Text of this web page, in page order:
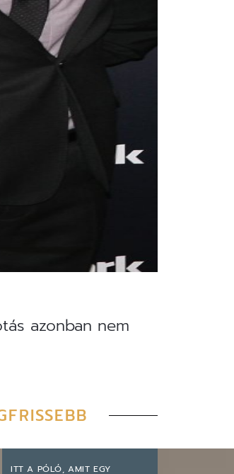
azonban nem
ITT A PÓLÓ, AMIT EGY